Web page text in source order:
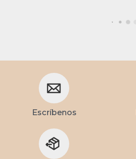
Escríbenos